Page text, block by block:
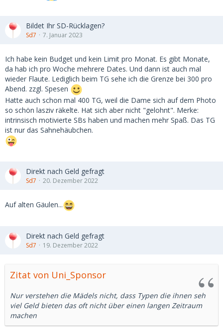
Bildet Ihr SD-Rücklagen?
Sd7 7. Januar 2023
Ich habe kein Budget und kein Limit pro Monat. Es gibt Monate,
da hab ich pro Woche mehrere Dates. Und dann ist auch mal
wieder Flaute. Lediglich beim TG sehe ich die Grenze bei 300 pro
Abend. zzgl. Spesen
Hatte auch schon mal 400 TG, weil die Dame sich auf dem Photo
so schön lasziv räkelte. Hat sich aber nicht "gelohnt". Merke:
intrinsisch motivierte SBs haben und machen mehr Spaß. Das TG
ist nur das Sahnehäubchen.
Direkt nach Geld gefragt
Sd7 20. Dezember 2022
Auf alten Gäulen...
Direkt nach Geld gefragt
Sd7 19. Dezember 2022
Zitat von Uni_Sponsor
Nur verstehen die Mädels nicht, dass Typen die ihnen seh
viel Geld bieten das oft nicht über einen langen Zeitraum
machen